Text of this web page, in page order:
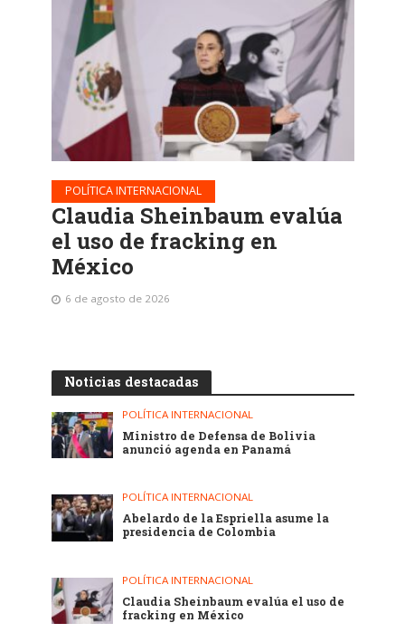
POLÍTICA INTERNACIONAL
Claudia Sheinbaum evalúa
el uso de fracking en
México
6 de agosto de 2026
Noticias destacadas
POLÍTICA INTERNACIONAL
Ministro de Defensa de Bolivia
anunció agenda en Panamá
POLÍTICA INTERNACIONAL
Abelardo de la Espriella asume la
presidencia de Colombia
POLÍTICA INTERNACIONAL
Claudia Sheinbaum evalúa el uso de
fracking en México